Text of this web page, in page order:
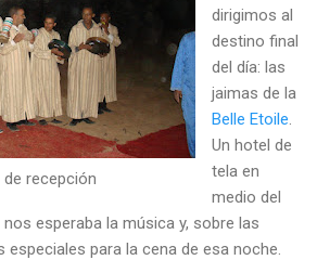
recepción
dirigimos al
destino final
del día: las
jaimas de la
Belle Etoile
Un hotel de
tela en
medio del
esperaba la música y, sobre las
para la cena de esa noche.